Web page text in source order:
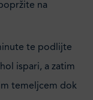
na
te podlijte
ispari, a zatim
temeljcem dok